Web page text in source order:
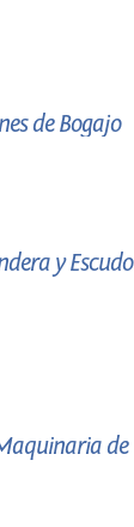
de Bogajo
y Escudo
de